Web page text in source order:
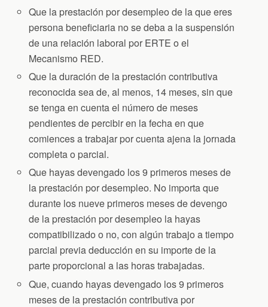
Que la prestación por desempleo de la que eres
persona beneficiaria no se deba a la suspensión
de una relación laboral por ERTE o el
Mecanismo RED.
Que la duración de la prestación contributiva
reconocida sea de, al menos, 14 meses, sin que
se tenga en cuenta el número de meses
pendientes de percibir en la fecha en que
comiences a trabajar por cuenta ajena la jornada
completa o parcial.
Que hayas devengado los 9 primeros meses de
la prestación por desempleo. No importa que
durante los nueve primeros meses de devengo
de la prestación por desempleo la hayas
compatibilizado o no, con algún trabajo a tiempo
parcial previa deducción en su importe de la
parte proporcional a las horas trabajadas.
Que, cuando hayas devengado los 9 primeros
meses de la prestación contributiva por